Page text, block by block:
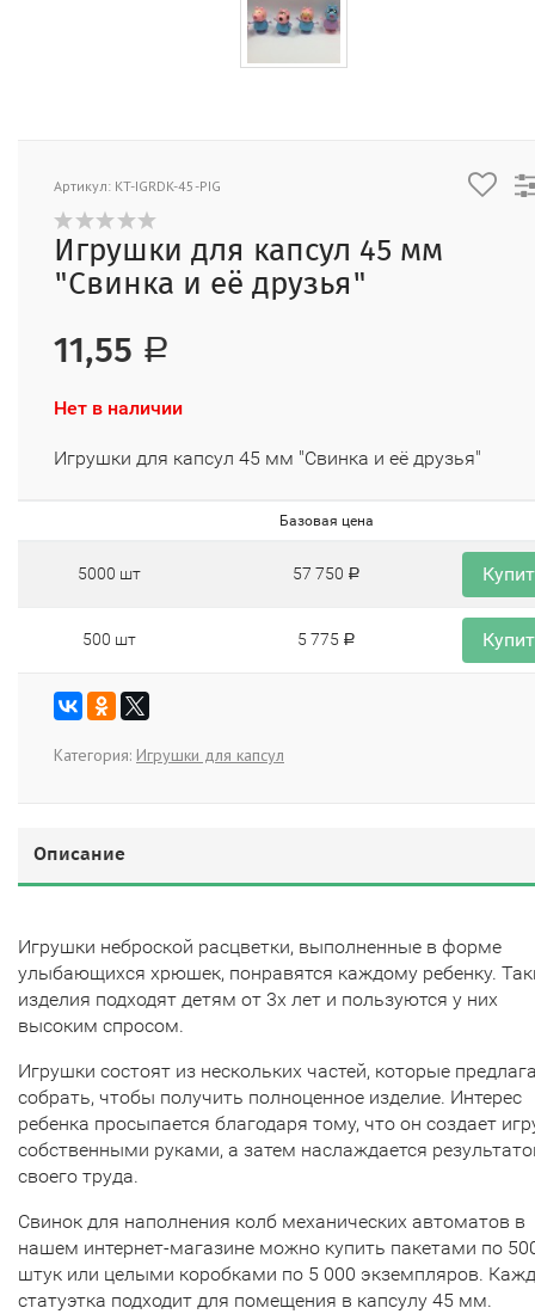
Артикул: KT-IGRDK-45-PIG
Игрушки для капсул 45 мм
"Свинка и её друзья"
11,55 Р
Нет в наличии
Игрушки для капсул 45 мм "Свинка и её друзья"
Базовая цена
5000 шт 57 750 Р
500 шт 5 775 Р
Категория: Игрушки для капсул
Описание
Игрушки неброской расцветки, выполненные в форме
улыбающихся хрюшек, понравятся каждому ребенку.
изделия подходят детям от 3х лет и пользуются у них
высоким спросом.
Игрушки состоят из нескольких частей, которые
собрать, чтобы получить полноценное изделие. Интерес
ребенка просыпается благодаря тому, что он создает
собственными руками, а затем наслаждается
своего труда.
Свинок для наполнения колб механических автоматов в
нашем интернет-магазине можно купить пакетами по
штук или целыми коробками по 5 000 экземпляров.
статуэтка подходит для помещения в капсулу 45 мм.